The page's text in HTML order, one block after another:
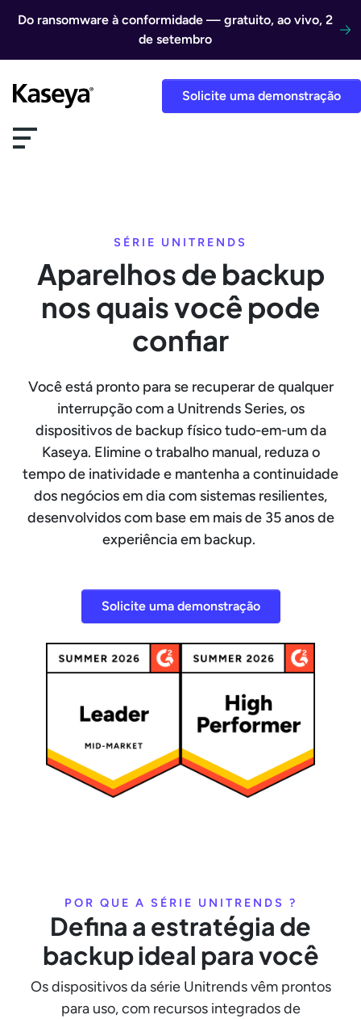
Do ransomware à conformidade — gratuito, ao vivo, 2
de setembro
Solicite uma demonstração
SÉRIE UNITRENDS
Aparelhos de backup
nos quais você pode
confiar
Você está pronto para se recuperar de qualquer
interrupção com a Unitrends Series, os
dispositivos de backup físico tudo-em-um da
Kaseya. Elimine o trabalho manual, reduza o
tempo de inatividade e mantenha a continuidade
dos negócios em dia com sistemas resilientes,
desenvolvidos com base em mais de 35 anos de
experiência em backup.
Solicite uma demonstração
POR QUE A SÉRIE UNITRENDS ?
Defina a estratégia de
backup ideal para você
Os dispositivos da série Unitrends vêm prontos
para uso, com recursos integrados de